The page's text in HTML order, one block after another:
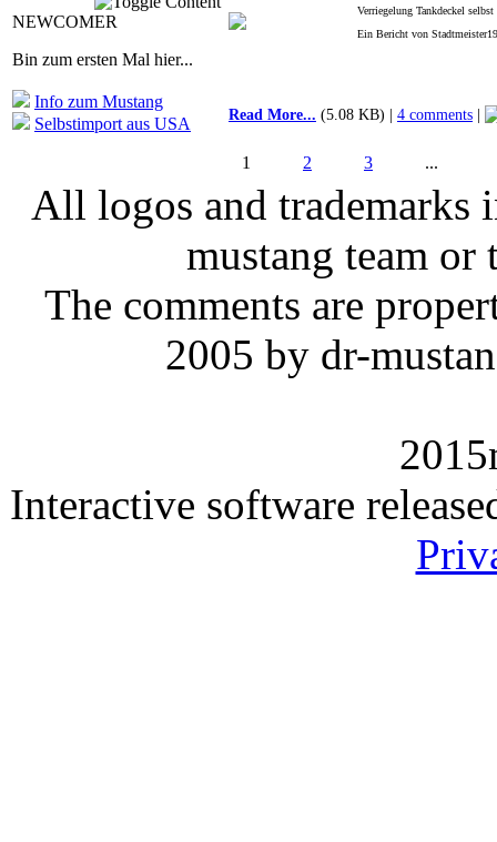
NEWCOMER
Bin zum ersten Mal hier...
Info zum Mustang
Selbstimport aus USA
Verriegelung Tankdeckel
Ein Bericht von
Read More... (5.08 KB) | 4 comments |
1 2 3 ...
All logos and trademarks
mustang team or
The comments are
2005 by dr-
Interactive software